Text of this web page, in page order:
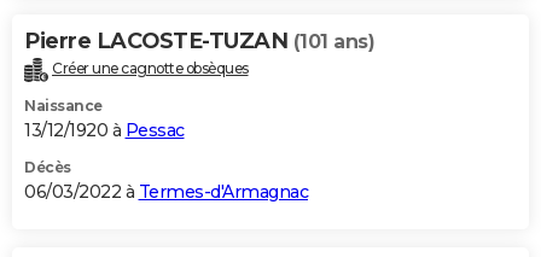
Pierre LACOSTE-TUZAN (101 ans)
Créer une cagnotte obsèques
Naissance
13/12/1920 à Pessac
Décès
06/03/2022 à Termes-d'Armagnac